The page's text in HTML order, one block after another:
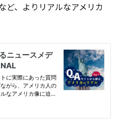
ど、よりリアルなアメリカ